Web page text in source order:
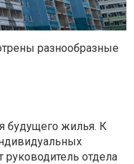
разнообразные
будущего жилья. К
отдела